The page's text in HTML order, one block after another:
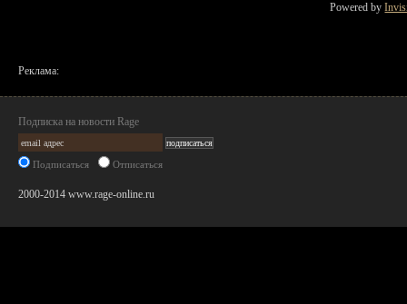
Powered by
Реклама:
Подписка на новости Rage
Подписаться Отписаться
2000-2014 www.rage-online.ru